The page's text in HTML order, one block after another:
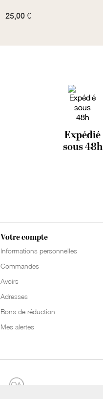
25,00 €
Expédié
sous 48h
Votre compte
Informations personnelles
Commandes
Avoirs
Adresses
Bons de réduction
Mes alertes